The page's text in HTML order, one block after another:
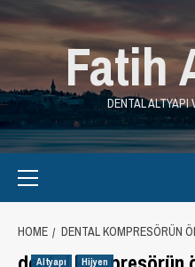
content
Fatih
DENTAL ALTYAPI
Menu
HOME DENTAL KOMPRESÖRÜN
Altyapı Hijyen